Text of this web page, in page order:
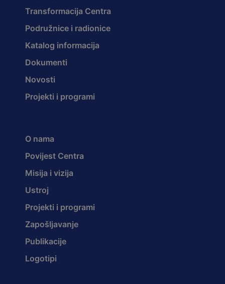
Transformacija Centra
Podružnice i radionice
Katalog informacija
Dokumenti
Novosti
Projekti i programi
O nama
Povijest Centra
Misija i vizija
Ustroj
Projekti i programi
Zapošljavanje
Publikacije
Logotipi